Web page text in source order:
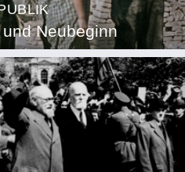
Neubeginn